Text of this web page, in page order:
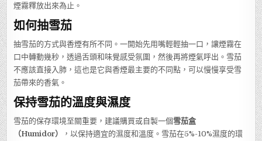
煙霧釋放出來為止。
如何抽雪茄
抽雪茄的方式與香煙有所不同。一開始先用嘴輕輕抽一口，讓煙霧在
口中轉動幾秒，透過舌頭和味覺感受氛圍，然後再將煙氣呼出。雪茄
不應該直接入肺，這也是它與香煙最主要的不同點，可以慢慢享受雪
茄帶來的香氣。
保持雪茄的溫度與濕度
雪茄的保存環境至關重要，建議購買或自製一個雪茄盒
（Humidor）
，以保持適宜的濕度和溫度。雪茄在5%-10%濕度的環